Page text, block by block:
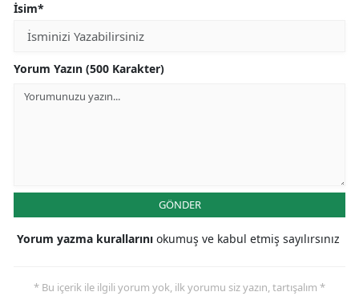
İsim*
Yorum Yazın (500 Karakter)
GÖNDER
Yorum yazma kurallarını okumuş ve kabul etmiş sayılırsınız
* Bu içerik ile ilgili yorum yok, ilk yorumu siz yazın, tartışalım *